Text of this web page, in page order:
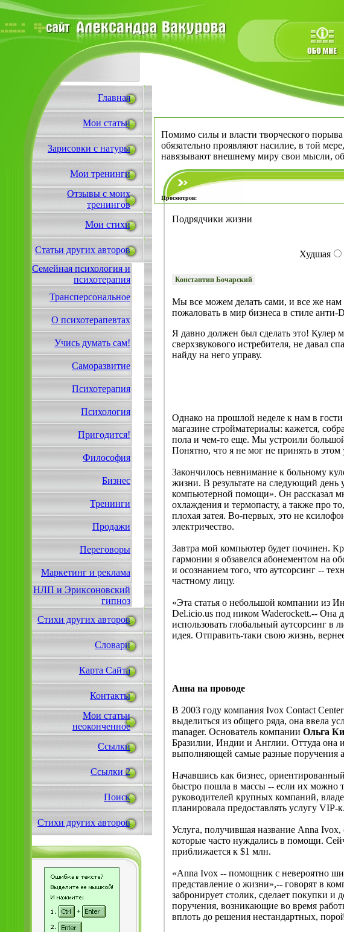
Главная
Мои статьи
Зарисовки с натуры
Мои тренинги
Отзывы с моих
тренингов
Мои стихи
Статьи других авторов
Семейная психология и
психотерапия
Трансперсональное
О психотерапевтах
Учись думать сам!
Саморазвитие
Психотерапия
Психология
Пригодится!
Философия
Бизнес
Тренинги
Продажи
Переговоры
Маркетинг и реклама
НЛП и Эриксоновский
гипноз
Стихи других авторов
Словари
Карта Сайта
Контакты
Мои статьи
неоконченное
Ссылки
Ссылки 2
Поиск
Стихи других авторов
Подрядчики жизни
Худшая
Константин Бочарский
Мы все можем делать сами, и все же нам
пожаловать в мир бизнеса в стиле анти-
Я давно должен был сделать это! Кулер
сверхзвукового истребителя, не давал
найду на него управу.
Однако на прошлой неделе к нам в
магазине стройматериалы: кажется,
пола и чем-то еще. Мы устроили
Понятно, что я не мог не принять в этом
Закончилось невнимание к больному
жизни. В результате на следующий день
компьютерной помощи». Он рассказал
охлаждения и термопасту, а также про
плохая затея. Во-первых, это не
электричество.
Завтра мой компьютер будет починен.
гармонии я обзавелся абонементом на
и осознанием того, что аутсорсинг --
частному лицу.
«Эта статья о небольшой компании из
Del.icio.us под ником Waderockett.-- Она
использовать глобальный аутсорсинг в
идея. Отправить-таки свою жизнь,
Анна на проводе
В 2003 году компания Ivox Contact
выделиться из общего ряда, она ввела
manager. Основатель компании Ольга
Бразилии, Индии и Англии. Оттуда она
выполняющей самые разные поручения
Начавшись как бизнес,
быстро пошла в массы -- если их можно
руководителей крупных компаний,
планировала предоставлять услугу VIP-
Услуга, получившая название Anna Ivox,
которые часто нуждались в помощи.
приближается к $1 млн.
«Anna Ivox -- помощник с невероятно
представление о жизни»,-- говорят в
забронирует столик, сделает покупки
поручения, возникающие во время
вплоть до решения нестандартных,
Помимо силы и власти творческого
обязательно проявляют насилие, в той
навязывают внешнему миру свои мысли,
Просмотров: